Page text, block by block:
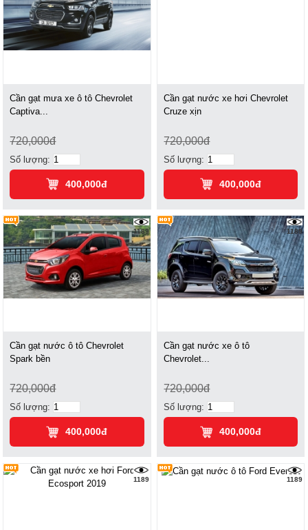
Cần gạt mưa xe ô tô Chevrolet
Captiva...
720,000đ
Số lượng:
400,000đ
Cần gạt nước xe hơi Chevrolet
Cruze xịn
720,000đ
Số lượng:
400,000đ
1189
Cần gạt nước ô tô Chevrolet
Spark bền
720,000đ
Số lượng:
400,000đ
1189
Cần gạt nước xe ô tô
Chevrolet...
720,000đ
Số lượng:
400,000đ
1189 1189